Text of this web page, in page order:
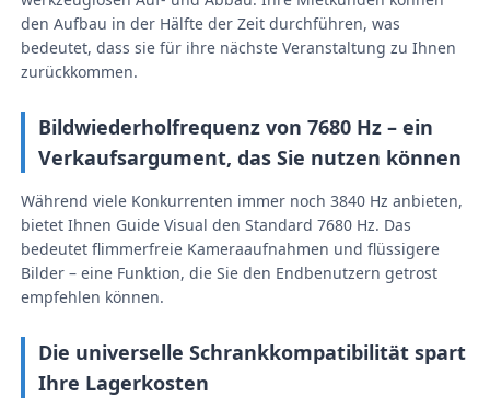
SMD LED-Bildschirm
LED-Anzeigetafel für den Außenbereich
LED-Werbetafel im Freien
den Aufbau in der Hälfte der Zeit durchführen, was
bedeutet, dass sie für ihre nächste Veranstaltung zu Ihnen
zurückkommen.
Bildwiederholfrequenz von 7680 Hz – ein
Verkaufsargument, das Sie nutzen können
Während viele Konkurrenten immer noch 3840 Hz anbieten,
bietet Ihnen Guide Visual den Standard 7680 Hz. Das
bedeutet flimmerfreie Kameraaufnahmen und flüssigere
Bilder – eine Funktion, die Sie den Endbenutzern getrost
empfehlen können.
Die universelle Schrankkompatibilität spart
Ihre Lagerkosten